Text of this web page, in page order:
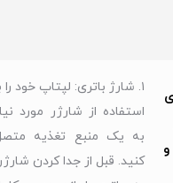
۱. شارژ باتری: لپتاپ خود را
استفاده از شارژر مورد
به یک منبع تغذیه
کنید. قبل از جدا کردن